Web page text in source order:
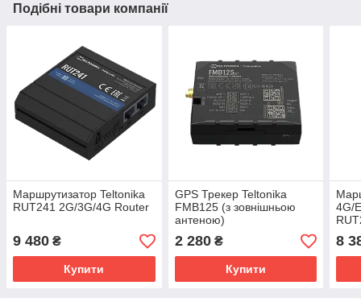
Подібні товари компанії
Маршрутизатор Teltonika
RUT241 2G/3G/4G Router
9 480 ₴
Купити
GPS Трекер Teltonika
FMB125 (з зовнішньою
антеною)
2 280₴
Купити
4G/
8